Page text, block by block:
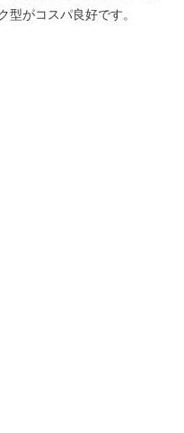
型がコスパ良好です。